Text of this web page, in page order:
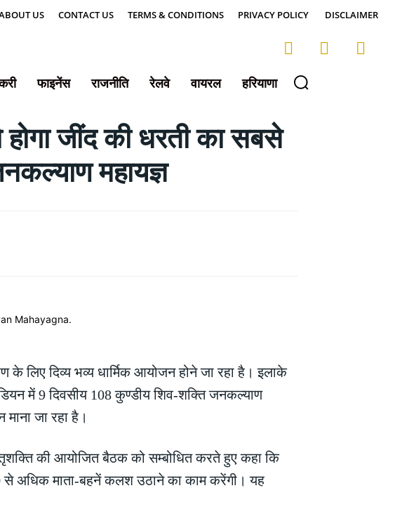
US CONTACT US TERMS & CONDITIONS PRIVACY POLICY DISCLAIMER
फाइनेंस राजनीति रेलवे वायरल हरियाणा
जींद की धरती का सबसे
महायज्ञ
लिए दिव्य भव्य धार्मिक आयोजन होने जा रहा है। इलाके
में 9 दिवसीय 108 कुण्डीय शिव-शक्ति जनकल्याण
जा रहा है।
की आयोजित बैठक को सम्बोधित करते हुए कहा कि
से अधिक माता-बहनें कलश उठाने का काम करेंगी। यह